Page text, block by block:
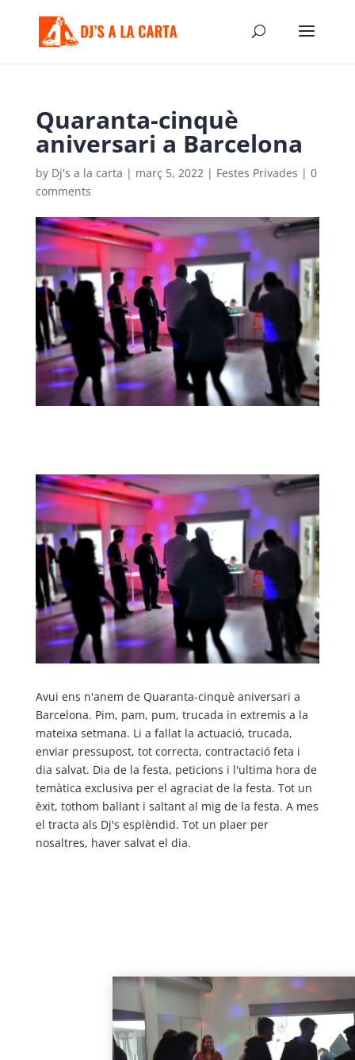
Quaranta-cinquè
aniversari a Barcelona
by Dj's a la carta | març 5, 2022| Festes Privades | 0
comments
Avui ens n'anem de Quaranta-cinquè aniversari a
Barcelona. Pim, pam, pum, trucada in extremis a la
mateixa setmana. Li a fallat la actuació, trucada,
enviar pressupost, tot correcta, contractació feta i
dia salvat. Dia de la festa, peticions i l'ultima hora de
temàtica exclusiva per el agraciat de la festa. Tot un
èxit, tothom ballant i saltant al mig de la festa. A mes
el tracta als Dj's esplèndid. Tot un plaer per
nosaltres, haver salvat el dia.